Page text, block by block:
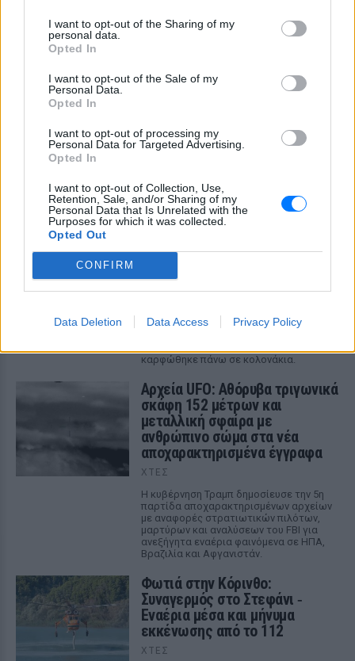
I want to opt-out of the Sharing of my
personal data.
Opted In
I want to opt-out of the Sale of my
Personal Data.
Opted In
I want to opt-out of processing my
Personal Data for Targeted Advertising.
Opted In
I want to opt-out of Collection, Use,
Retention, Sale, and/or Sharing of my
Personal Data that Is Unrelated with the
Purposes for which it was collected.
Opted Out
CONFIRM
Data Deletion Data Access Privacy Policy
Τροχαίο στις Σέρρες: «Έχασα τη γυναίκα και το
παιδί μου, τα έχασα όλα» ‑ Ο πόνος του πατέρα
Μητέρα 43 ετών και ο 21χρονος γιος της σκοτώθηκαν σε
Αμφίπολης – Δράμας, κοντά στην Παλαιοκώμη.
ΧΤΕΣ
Καταδίωξη στο κέντρο της
τζάμι του οδηγού – «Μην κάνεις
μ@@@», του φώναζαν
καρφώθηκε πάνω σε κολονάκια.
Αρχεία UFO: Αθόρυβα τριγωνικά
σκάφη 152 μέτρων και
μεταλλική σφαίρα με
ανθρώπινο σώμα στα νέα
αποχαρακτηρισμένα έγγραφα
ΧΤΕΣ
Η κυβέρνηση Τραμπ δημοσίευσε την 5η
παρτίδα αποχαρακτηρισμένων αρχείων
με αναφορές στρατιωτικών πιλότων,
μαρτύρων και αναλύσεων του FBI για
ανεξήγητα εναέρια φαινόμενα σε ΗΠΑ,
Βραζιλία και Αφγανιστάν.
Φωτιά στην Κόρινθο:
Συναγερμός στο Στεφάνι ‑
Εναέρια μέσα και μήνυμα
εκκένωσης από το 112
ΧΤΕΣ